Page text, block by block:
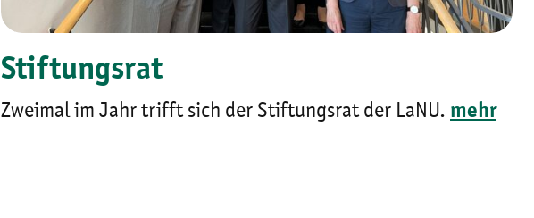
Stiftungsrat
Zweimal im Jahr trifft sich der Stiftungsrat der LaNU. mehr